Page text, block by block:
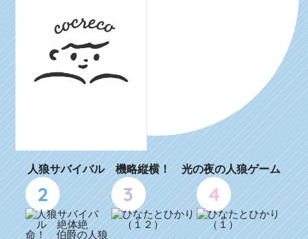
人狼サバイバル 機略縦横！ 光の夜の人狼ゲーム
2 3 4